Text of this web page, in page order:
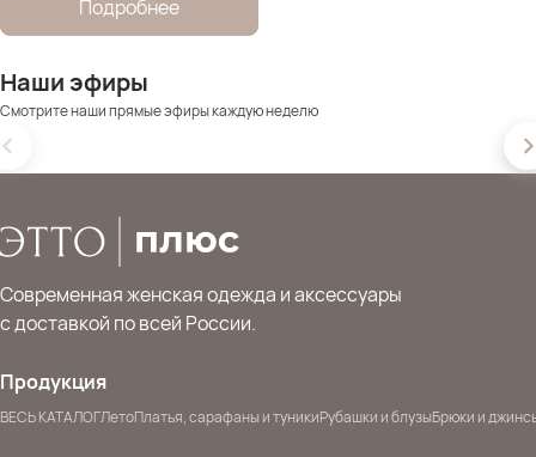
Подробнее
Наши эфиры
Смотрите наши прямые эфиры каждую неделю
Современная женская одежда и аксессуары
с доставкой по всей России.
Продукция
ВЕСЬ КАТАЛОГЛетоПлатья, сарафаны и туникиРубашки и блузыБрюки и